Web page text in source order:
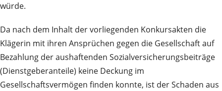
würde.
Da nach dem Inhalt der vorliegenden Konkursakten die
Klägerin mit ihren Ansprüchen gegen die Gesellschaft auf
Bezahlung der aushaftenden Sozialversicherungsbeiträge
(Dienstgeberanteile) keine Deckung im
Gesellschaftsvermögen finden konnte, ist der Schaden aus